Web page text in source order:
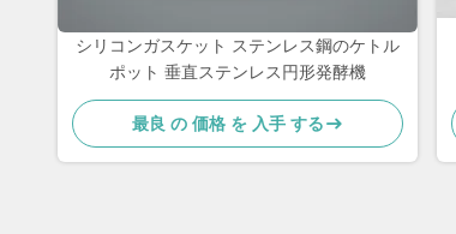
シリコンガスケット ステンレス鋼のケトル
ポット 垂直ステンレス円形発酵機
最良 の 価格 を 入手 する